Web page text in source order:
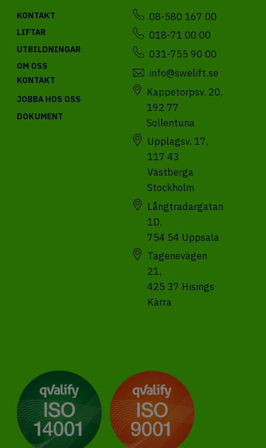
KONTAKT
LIFTAR
UTBILDNINGAR
OM OSS
KONTAKT
JOBBA HOS OSS
DOKUMENT
08-580 167 00
018-71 00 00
031-755 90 00
info@swelift.se
Kappetorpsv. 20,
192 77
Sollentuna
Upplagsv. 17,
117 43
Västberga
Stockholm
Långtradargatan
1D,
754 54 Uppsala
Tagenevägen
21,
425 37 Hisings
Kärra